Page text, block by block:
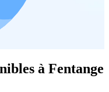
à Fentange